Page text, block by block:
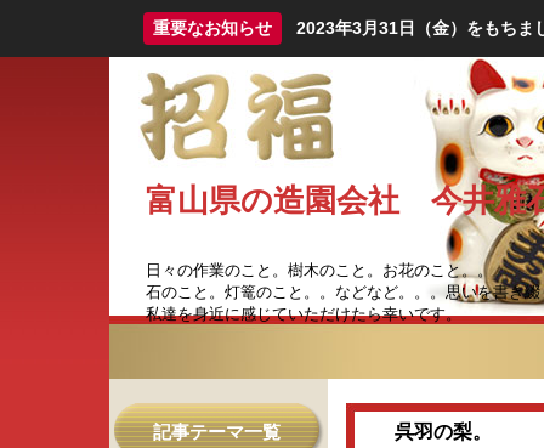
重要なお知らせ 2023年3月31日（金）をもちま
富山県の造園会社 今井雅
日々の作業のこと。樹木のこと。お花のこと。。
石のこと。灯篭のこと。。などなど。。。思いを書き綴
私達を身近に感じていただけたら幸いです。
呉羽の梨。
記事テーマ一覧